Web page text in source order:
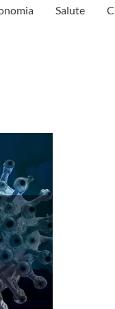
Salute